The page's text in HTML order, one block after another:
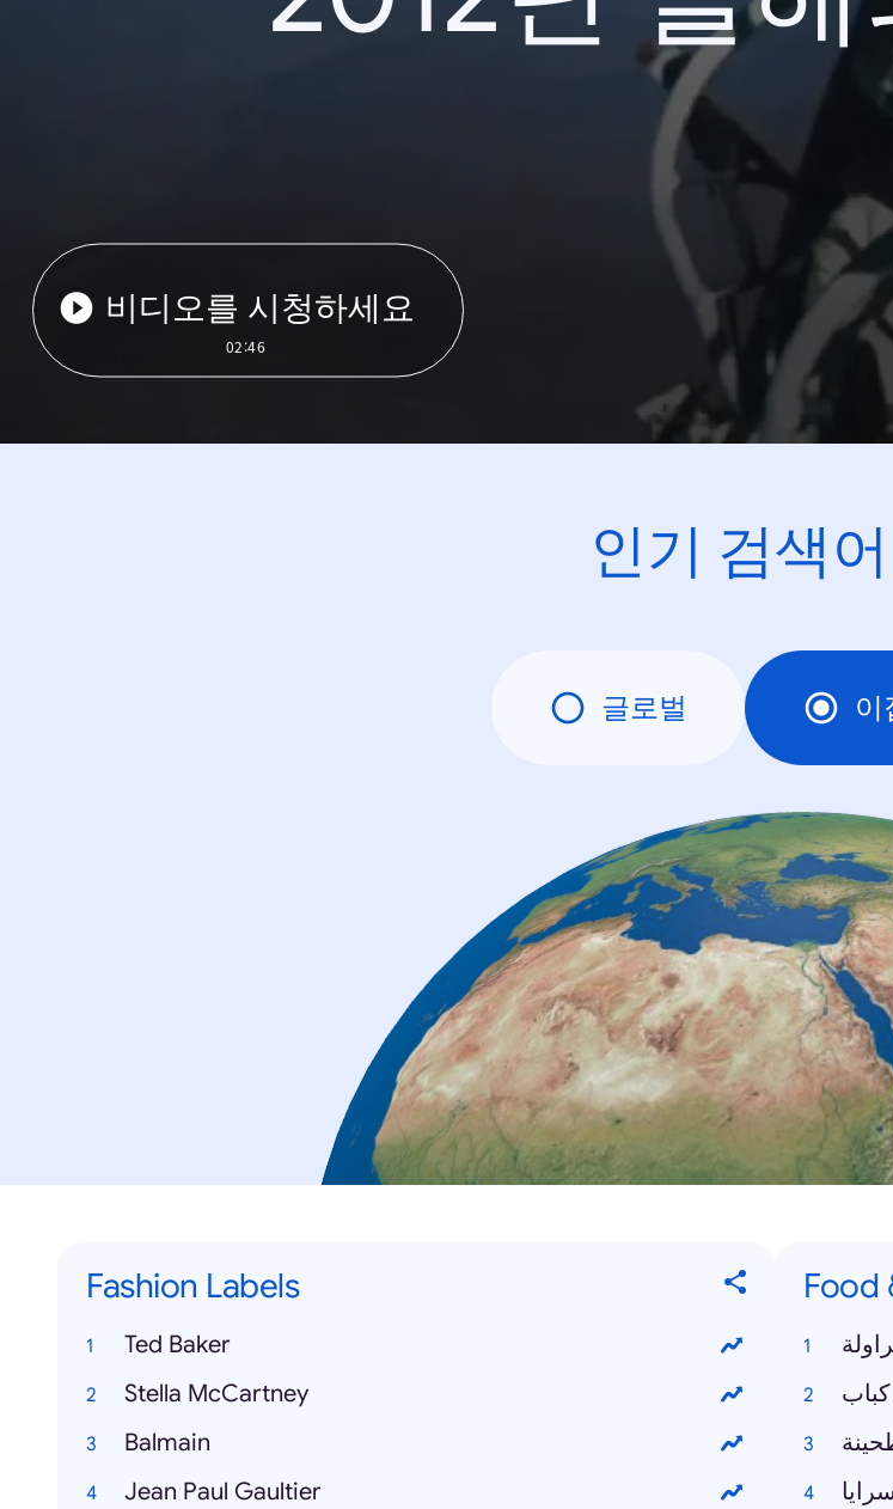
비디오를 시청하세요
02:46
인기 검색
글로벌 이
Fashion Labels
Ted Baker
Stella McCartney
Balmain
Jean Paul Gaultier
Food